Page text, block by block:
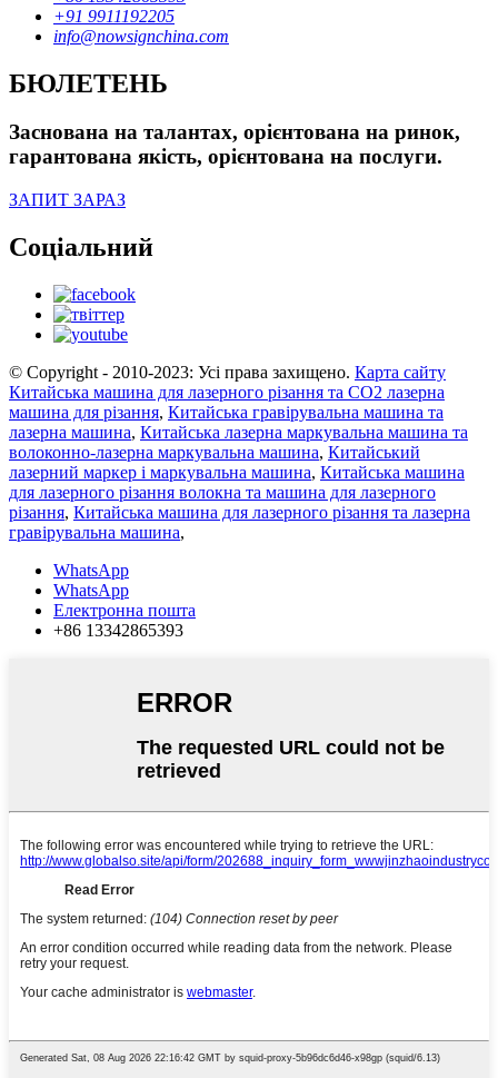
+91 9911192205
info@nowsignchina.com
БЮЛЕТЕНЬ
Заснована на талантах, орієнтована на ринок,
гарантована якість, орієнтована на послуги.
ЗАПИТ ЗАРАЗ
Соціальний
© Copyright - 2010-2023: Усі права захищено. Карта сайту
Китайська машина для лазерного різання та CO2 лазерна
машина для різання, Китайська гравірувальна машина та
лазерна машина, Китайська лазерна маркувальна машина та
волоконно-лазерна маркувальна машина, Китайський
лазерний маркер і маркувальна машина, Китайська машина
для лазерного різання волокна та машина для лазерного
різання, Китайська машина для лазерного різання та лазерна
гравірувальна машина,
WhatsApp
WhatsApp
Електронна пошта
+86 13342865393